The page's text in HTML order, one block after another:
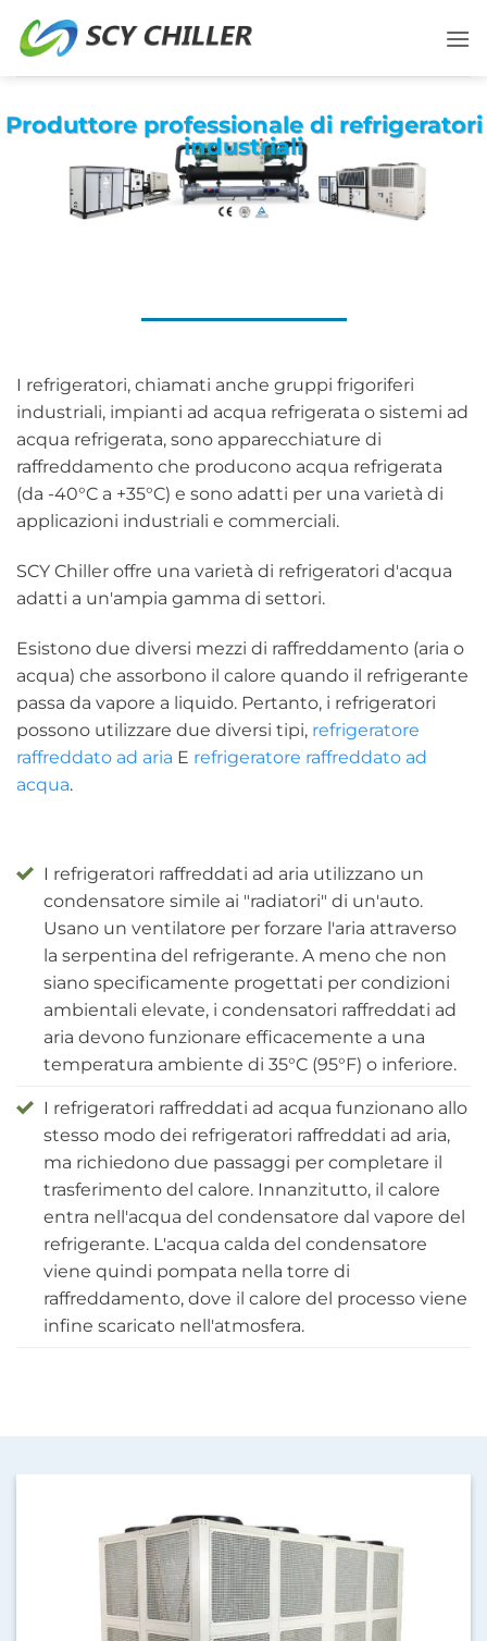
Produttore professionale di refrigeratori
industriali
I refrigeratori, chiamati anche gruppi frigoriferi
industriali, impianti ad acqua refrigerata o sistemi ad
acqua refrigerata, sono apparecchiature di
raffreddamento che producono acqua refrigerata
(da -40°C a +35°C) e sono adatti per una varietà di
applicazioni industriali e commerciali.
SCY Chiller offre una varietà di refrigeratori d'acqua
adatti a un'ampia gamma di settori.
Esistono due diversi mezzi di raffreddamento (aria o
acqua) che assorbono il calore quando il refrigerante
passa da vapore a liquido. Pertanto, i refrigeratori
possono utilizzare due diversi tipi, refrigeratore
raffreddato ad aria E refrigeratore raffreddato ad
acqua.
I refrigeratori raffreddati ad aria utilizzano un
condensatore simile ai "radiatori" di un'auto.
Usano un ventilatore per forzare l'aria attraverso
la serpentina del refrigerante. A meno che non
siano specificamente progettati per condizioni
ambientali elevate, i condensatori raffreddati ad
aria devono funzionare efficacemente a una
temperatura ambiente di 35°C (95°F) o inferiore.
I refrigeratori raffreddati ad acqua funzionano allo
stesso modo dei refrigeratori raffreddati ad aria,
ma richiedono due passaggi per completare il
trasferimento del calore. Innanzitutto, il calore
entra nell'acqua del condensatore dal vapore del
refrigerante. L'acqua calda del condensatore
viene quindi pompata nella torre di
raffreddamento, dove il calore del processo viene
infine scaricato nell'atmosfera.